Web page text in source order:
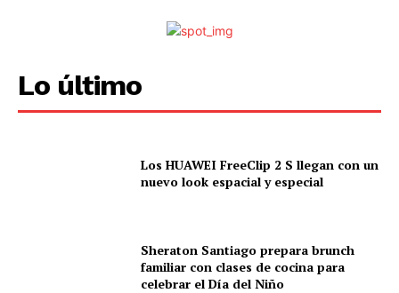
Lo último
Los HUAWEI FreeClip 2 S llegan con un
nuevo look espacial y especial
Sheraton Santiago prepara brunch
familiar con clases de cocina para
celebrar el Día del Niño